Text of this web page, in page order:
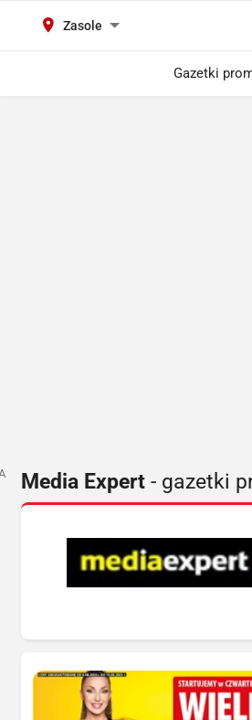
Zasole
Gazetki
Media Expert - gazetki